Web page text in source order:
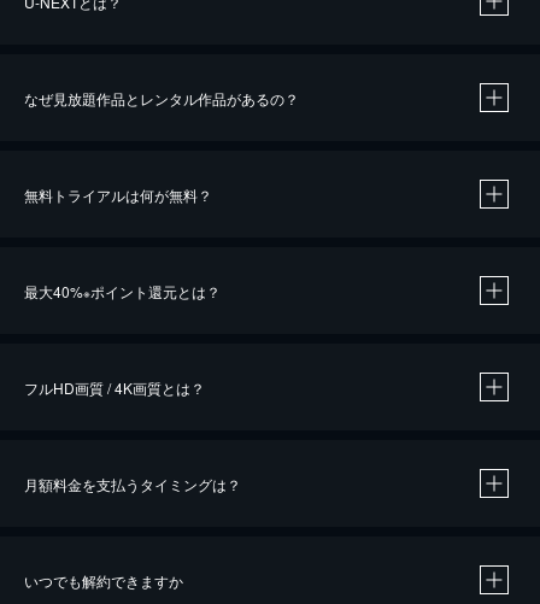
なぜ見放題作品とレンタル作品があるの？
無料トライアルは何が無料？
最大40%※ポイント還元とは？
※40％ポイント還元の対象は、クレジットカード決済による作品の購入 / レンタルです。
フルHD画質 / 4K画質とは？
月額料金を支払うタイミングは？
いつでも解約できますか